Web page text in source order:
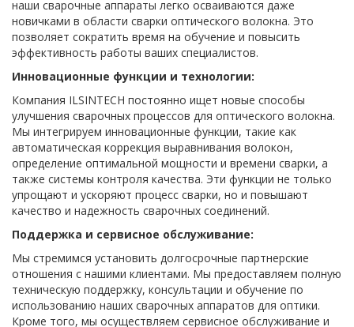
наши сварочные аппараты легко осваиваются даже
новичками в области сварки оптического волокна. Это
позволяет сократить время на обучение и повысить
эффективность работы ваших специалистов.
Инновационные функции и технологии:
Компания ILSINTECH постоянно ищет новые способы
улучшения сварочных процессов для оптического волокна.
Мы интегрируем инновационные функции, такие как
автоматическая коррекция выравнивания волокон,
определение оптимальной мощности и времени сварки, а
также системы контроля качества. Эти функции не только
упрощают и ускоряют процесс сварки, но и повышают
качество и надежность сварочных соединений.
Поддержка и сервисное обслуживание:
Мы стремимся установить долгосрочные партнерские
отношения с нашими клиентами. Мы предоставляем полную
техническую поддержку, консультации и обучение по
использованию наших сварочных аппаратов для оптики.
Кроме того, мы осуществляем сервисное обслуживание и